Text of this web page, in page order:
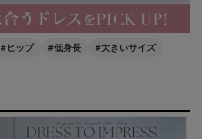
#ヒップ #低身長 #大きいサイズ